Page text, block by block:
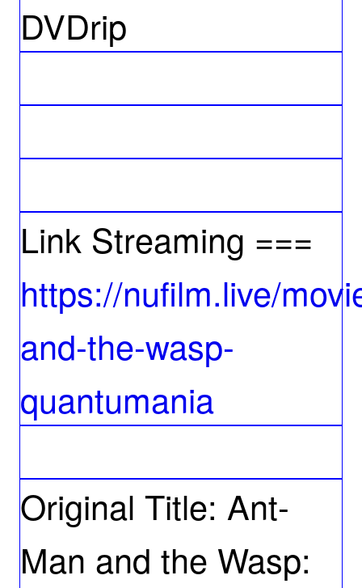
DVDrip
Link Streaming ===
https://nufilm.live/
and-the-wasp-
quantumania
Original Title: Ant-
Man and the Wasp: